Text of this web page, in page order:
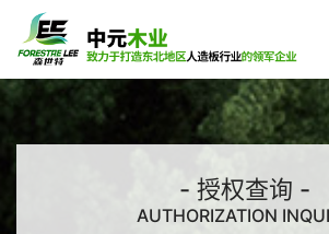
- 授权查询 -
AUTHORIZATION